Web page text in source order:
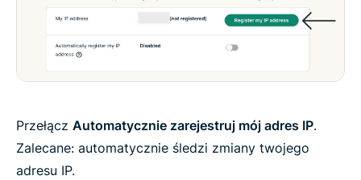
Przełącz Automatycznie zarejestruj mój adres IP.
Zalecane: automatycznie śledzi zmiany twojego
adresu IP.